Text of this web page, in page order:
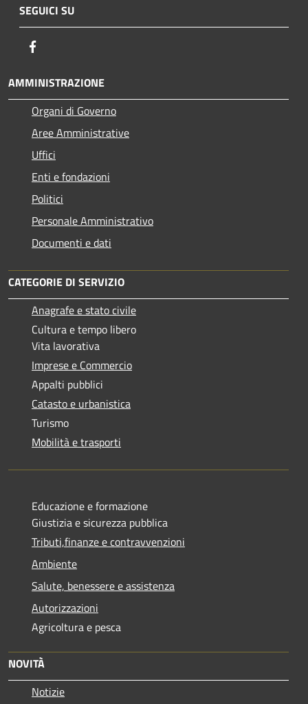
SEGUICI SU
AMMINISTRAZIONE
Organi di Governo
Aree Amministrative
Uffici
Enti e fondazioni
Politici
Personale Amministrativo
Documenti e dati
CATEGORIE DI SERVIZIO
Anagrafe e stato civile
Cultura e tempo libero
Vita lavorativa
Imprese e Commercio
Appalti pubblici
Catasto e urbanistica
Turismo
Mobilità e trasporti
Educazione e formazione
Giustizia e sicurezza pubblica
Tributi,finanze e contravvenzioni
Ambiente
Salute, benessere e assistenza
Autorizzazioni
Agricoltura e pesca
NOVITÀ
Notizie